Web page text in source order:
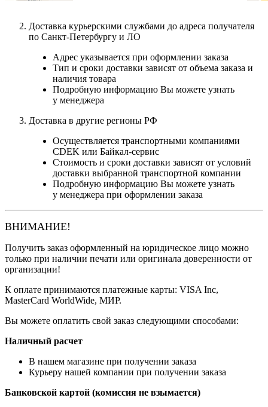
Доставка курьерскими службами до адреса получателя
по Санкт-Петербургу и ЛО
Адрес указывается при оформлении заказа
Тип и сроки доставки зависят от объема заказа и
наличия товара
Подробную информацию Вы можете узнать
у менеджера
Доставка в другие регионы РФ
Осуществляется транспортными компаниями
CDEK или Байкал-сервис
Стоимость и сроки доставки зависят от условий
доставки выбранной транспортной компании
Подробную информацию Вы можете узнать
у менеджера при оформлении заказа
ВНИМАНИЕ!
Получить заказ оформленный на юридическое лицо можно
только при наличии печати или оригинала доверенности от
организации!
К оплате принимаются платежные карты: VISA Inc,
MasterCard WorldWide, МИР.
Вы можете оплатить свой заказ следующими способами:
Наличный расчет
В нашем магазине при получении заказа
Курьеру нашей компании при получении заказа
Банковской картой (комиссия не взымается)